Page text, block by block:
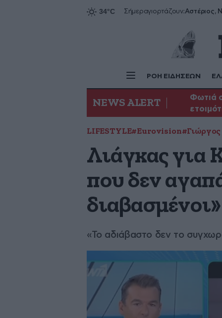
Σήμεραγιορτάζουν:Αστέριος,
ΡΟΗ ΕΙΔΗΣΕΩΝ
NEWS ALERT
Φωτιά
LIFESTYLE#Eurovision
Λιάγκας για
που δεν
διαβασμένοι»
«Το αδιάβαστο δεν το